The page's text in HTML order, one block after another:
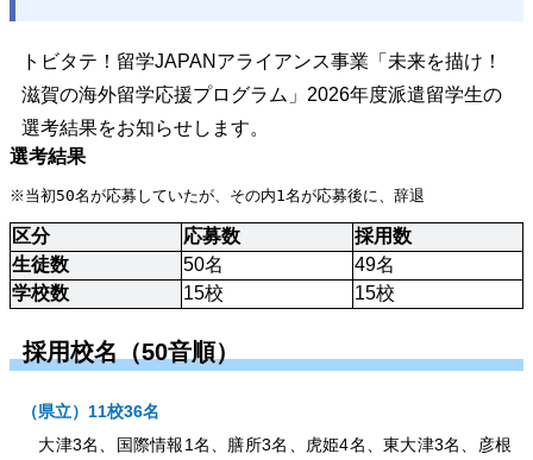
トビタテ！留学JAPANアライアンス事業「未来を描け！
滋賀の海外留学応援プログラム」2026年度派遣留学生の
選考結果をお知らせします。
選考結果
※当初50名が応募していたが、その内1名が応募後に、辞退
区分 応募数
採用数
生徒数
50名
49名
学校数
15校 15校
採用校名（50音順）
（県立）11校36名
大津3名、国際情報1名、膳所3名、虎姫4名、東大津3名、彦根